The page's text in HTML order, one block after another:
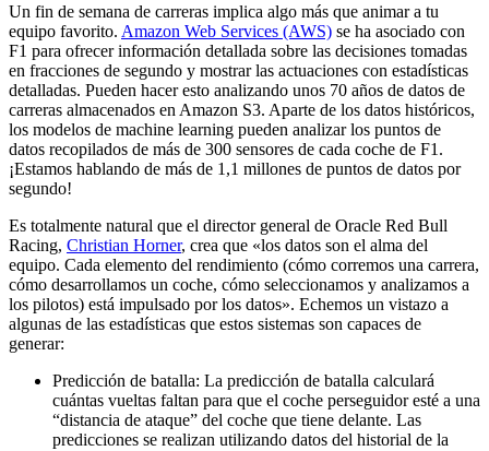
Un fin de semana de carreras implica algo más que animar a tu
equipo favorito. Amazon Web Services (AWS) se ha asociado con
F1 para ofrecer información detallada sobre las decisiones tomadas
en fracciones de segundo y mostrar las actuaciones con estadísticas
detalladas. Pueden hacer esto analizando unos 70 años de datos de
carreras almacenados en Amazon S3. Aparte de los datos históricos,
los modelos de machine learning pueden analizar los puntos de
datos recopilados de más de 300 sensores de cada coche de F1.
¡Estamos hablando de más de 1,1 millones de puntos de datos por
segundo!
Es totalmente natural que el director general de Oracle Red Bull
Racing, Christian Horner, crea que «los datos son el alma del
equipo. Cada elemento del rendimiento (cómo corremos una carrera,
cómo desarrollamos un coche, cómo seleccionamos y analizamos a
los pilotos) está impulsado por los datos». Echemos un vistazo a
algunas de las estadísticas que estos sistemas son capaces de
generar:
Predicción de batalla: La predicción de batalla calculará
cuántas vueltas faltan para que el coche perseguidor esté a una
“distancia de ataque” del coche que tiene delante. Las
predicciones se realizan utilizando datos del historial de la